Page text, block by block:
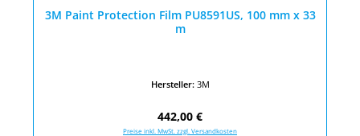
3M Paint Protection Film PU8591US, 100 mm x 33
m
Hersteller: 3M
Regulärer Preis:
442,00 €
Preise inkl. MwSt. zzgl. Versandkosten